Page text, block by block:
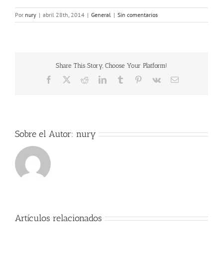
Por nury | abril 28th, 2014 | General | Sin comentarios
Share This Story, Choose Your Platform!
Facebook RedditLinkedInTumblr Pinterest
Vk
Correo
Sobre el Autor: nury
Artículos relacionados